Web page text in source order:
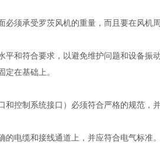
必须承受罗茨风机的重量，而且要在风机
平和符合要求，以避免维护问题和设备
定在基础上。
和控制系统接口）必须符合严格的规范，
的电缆和接线通道上，并应符合电气标